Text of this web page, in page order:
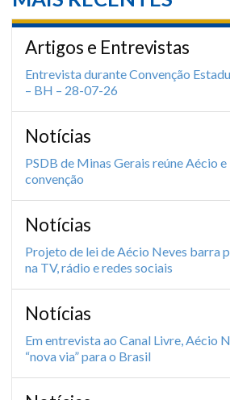
Artigos e Entrevistas
Entrevista durante Convenção
– BH – 28-07-26
Notícias
PSDB de Minas Gerais reúne Aécio
convenção
Notícias
Projeto de lei de Aécio Neves barra
na TV, rádio e redes sociais
Notícias
Em entrevista ao Canal Livre, Aécio
“nova via” para o Brasil